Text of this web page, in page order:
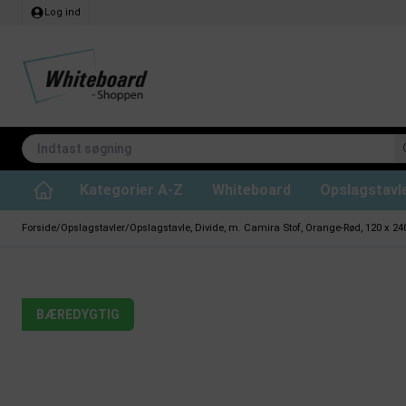
Log ind
Kategorier A-Z Whiteboard
Forside/Opslagstavler/Opslagstavle, Divide, m. Camira Stof, Orange-Rød, 120 x
BÆREDYGTIG